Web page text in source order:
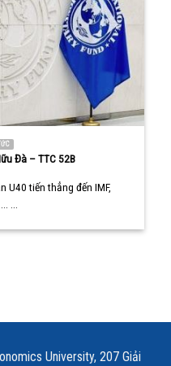
Đà – TTC 52B
U40 tiến thẳng đến IMF,
...
University, 207 Giải